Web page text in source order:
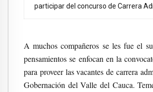
participar del concurso de Carrera
A muchos compañeros se les fue el
pensamientos se enfocan en la
para proveer las vacantes de carrera
Gobernación del Valle del Cauca.